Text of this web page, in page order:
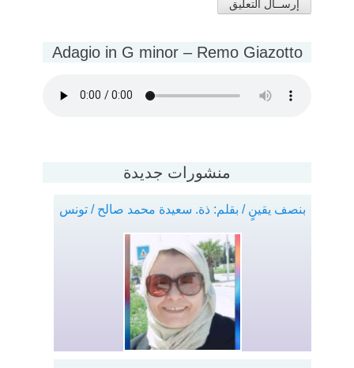
Adagio in G minor – Remo Giazotto
منشورات جديدة
بنصف يقينٍ / بقلم: ذة. سعيدة محمد صالح / تونس